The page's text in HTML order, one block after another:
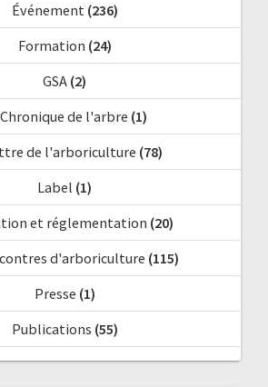
Événement(236)
Formation (24)
GSA (2)
de l'arbre (1)
de l'arboriculture (78)
Label (1)
et réglementation (20)
d'arboriculture (115)
Presse (1)
Publications (55)